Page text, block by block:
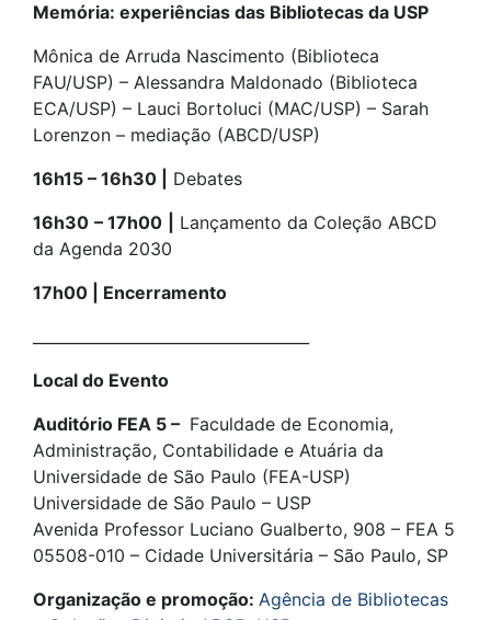
Memória: experiências das Bibliotecas da USP
Mônica de Arruda Nascimento (Biblioteca
FAU/USP) – Alessandra Maldonado (Biblioteca
ECA/USP) – Lauci Bortoluci (MAC/USP) – Sarah
Lorenzon – mediação (ABCD/USP)
16h15 – 16h30 |
Debates
16h30 – 17h00
Lançamento da Coleção ABCD
da Agenda 2030
17h00 | Encerramento
Local do Evento
Auditório FEA 5 – Faculdade de Economia,
Administração, Contabilidade e Atuária da
Universidade de São Paulo (FEA-USP)
Universidade de São Paulo – USP
Avenida Professor Luciano Gualberto, 908 – FEA 5
05508-010 – Cidade Universitária – São Paulo, SP
Organização e promoção: Agência de Bibliotecas